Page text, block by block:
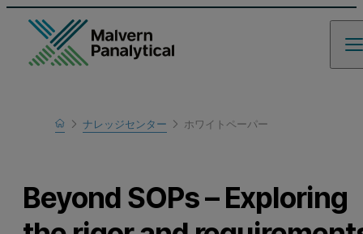
Home
Learn
ナレッジセンター ホワイトペーパー
Beyond SOPs – Exploring